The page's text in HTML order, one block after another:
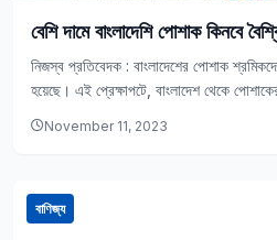
বেশি দামে বাংলাদেশি পোশাক কিনবে
নিজস্ব প্রতিবেদক : বাংলাদেশের পোশাক
হয়েছে। এই প্রেক্ষাপটে, বাংলাদেশ থেকে
November 11, 2023
বাণিজ্য